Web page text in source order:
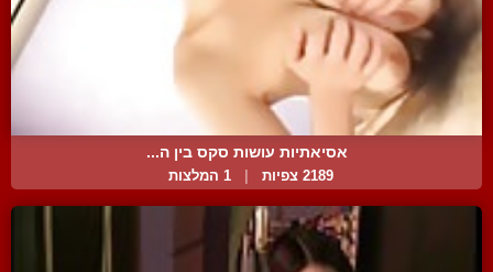
אסיאתיות עושות סקס בין ה...
2189 צפיות 1 המלצות